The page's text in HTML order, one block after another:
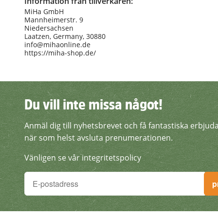
MiHa GmbH
Mannheimerstr. 9
Niedersachsen
Laatzen, Germany, 30880
info@mihaonline.de
https://miha-shop.de/
Du vill inte missa något!
Anmäl dig till nyhetsbrevet
Du vill inte missa något!
Anmäl dig till nyhetsbrevet och få fantastiska
när som helst avsluta prenumerationen.
Vänligen se vår integritetspolicy
Du vill inte missa något!
Anmäl dig till nyhetsbrevet och få fantastiska